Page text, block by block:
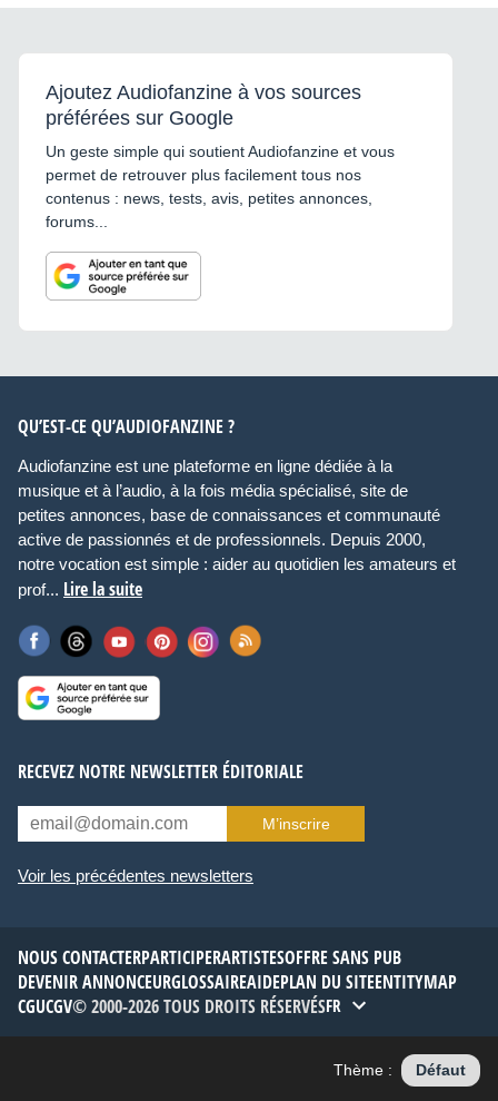
Ajoutez Audiofanzine à vos sources
préférées sur Google
Un geste simple qui soutient Audiofanzine et vous
permet de retrouver plus facilement tous nos
contenus : news, tests, avis, petites annonces,
forums...
QU’EST-CE QU’AUDIOFANZINE ?
Audiofanzine est une plateforme en ligne dédiée à la
musique et à l’audio, à la fois média spécialisé, site de
petites annonces, base de connaissances et communauté
active de passionnés et de professionnels. Depuis 2000,
notre vocation est simple : aider au quotidien les amateurs et
prof... Lire la suite
RECEVEZ NOTRE NEWSLETTER ÉDITORIALE
M’inscrire
Voir les précédentes newsletters
NOUS CONTACTERPARTICIPERARTISTESOFFRE SANS PUB
DEVENIR ANNONCEURGLOSSAIREAIDEPLAN DU SITEENTITYMAP
CGUCGV© 2000-2026 TOUS DROITS RÉSERVÉSFR
Thème : Défaut